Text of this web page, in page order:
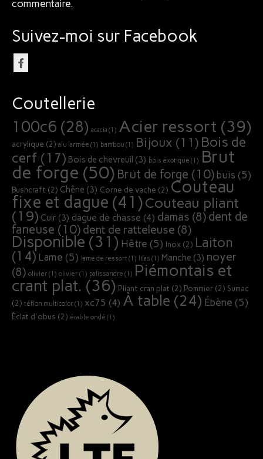
commentaire.
Suivez-moi sur Facebook
Coutellerie
100c6 (28) acacia (1) Acier ressort (39)
acrylique (2) alu larmée (1) bambou (1) Bijoux (11) Bois de
cerf (17) Bois de chevreuil (3) bois exotique (1) Brut
de forge (50) Brut de forge (10) buis (5)
Bushcraft (2) Chêne (3) Corne de vache (2) Couteau
fixe et dague (41) Couteau pliant
(19) Cuir (3) dague de chasse (4) damas (8) dent de
faneuse (10) dent de ratteleuse (8)
Disponible (31) Hêtre (5) Inox (2) Laiton
(14) Lame (5) lame de ressort (1) lilas (1) Manche (3) noyer
(8) olivier (1) olivier (1) palissandre (1) Piémontais et
crant plat. (36) Pliant cran plat (2) Pommier (2) Sumac
(2) téflon multicolor (1) xc75 (4) À table (24) Ébène (5)
Éclat d'obus (2) érable ondé (1)